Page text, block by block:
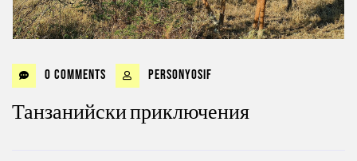
0 Comments personyosif
Танзанийски приключения